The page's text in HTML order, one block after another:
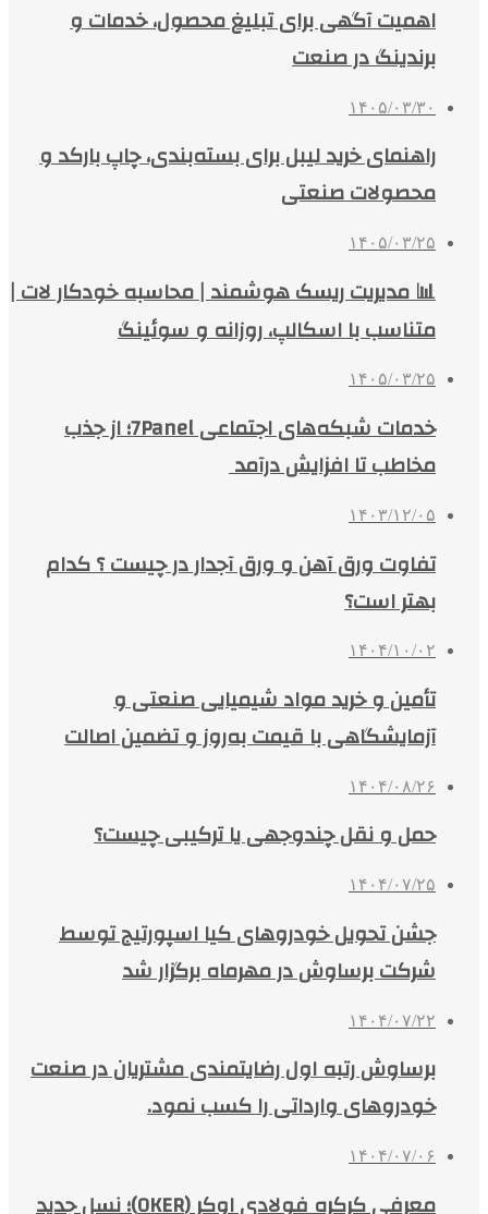
اهمیت آگهی برای تبلیغ محصول، خدمات و
برندینگ در صنعت
۱۴۰۵/۰۳/۳۰
راهنمای خرید لیبل برای بسته‌بندی، چاپ بارکد و
محصولات صنعتی
۱۴۰۵/۰۳/۲۵
📊 مدیریت ریسک هوشمند | محاسبه خودکار لات |
متناسب با اسکالپ، روزانه و سوئینگ
۱۴۰۵/۰۳/۲۵
خدمات شبکه‌های اجتماعی 7Panel؛ از جذب
مخاطب تا افزایش درآمد
۱۴۰۳/۱۲/۰۵
تفاوت ورق آهن و ورق آجدار در چیست ؟ کدام
بهتر است؟
۱۴۰۴/۱۰/۰۲
تأمین و خرید مواد شیمیایی صنعتی و
آزمایشگاهی با قیمت به‌روز و تضمین اصالت
۱۴۰۴/۰۸/۲۶
حمل و نقل چندوجهی یا ترکیبی چیست؟
۱۴۰۴/۰۷/۲۵
جشن تحویل خودروهای کیا اسپورتیج توسط
شرکت برساوش در مهرماه برگزار شد
۱۴۰۴/۰۷/۲۲
برساوش رتبه اول رضایتمندی مشتریان در صنعت
خودروهای وارداتی را کسب نمود.
۱۴۰۴/۰۷/۰۶
معرفی کرکره فولادی اوکر (OKER)؛ نسل جدید